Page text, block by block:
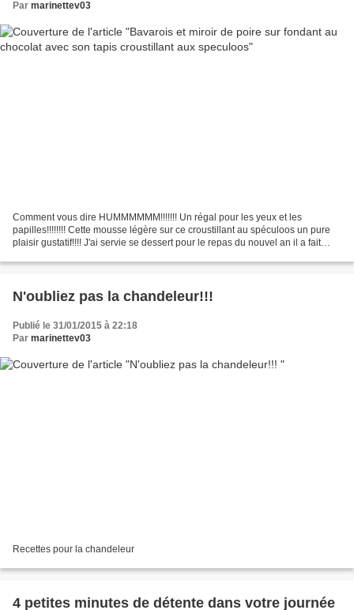
Par marinettev03
Comment vous dire HUMMMMMM!!!!!!! Un régal pour les yeux et les
papilles!!!!!!!! Cette mousse légère sur ce croustillant au spéculoos un pure
plaisir gustatif!!!! J'ai servie se dessert pour le repas du nouvel an il a fait
N'oubliez pas la chandeleur!!!
Publié le 31/01/2015 à 22:18
Par marinettev03
Recettes pour la chandeleur
4 petites minutes de détente dans votre journée